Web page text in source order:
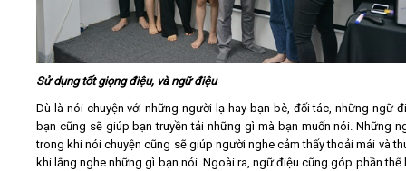
Sử dụng tốt giọng điệu, và ngữ điệu
Dù là nói chuyện với những người lạ hay bạn bè, đối tác, những ngữ
bạn cũng sẽ giúp bạn truyền tải những gì mà bạn muốn nói. Những
trong khi nói chuyện cũng sẽ giúp người nghe cảm thấy thoải mái và
khi lắng nghe những gì bạn nói. Ngoài ra, ngữ điệu cũng góp phần thể